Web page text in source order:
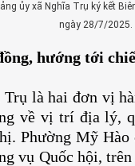
ủy xã Nghĩa Trụ ký kết
ngày 28/7/2025.
hướng tới
là hai đơn vị
về vị trí địa lý,
Phường Mỹ
vụ Quốc hội,